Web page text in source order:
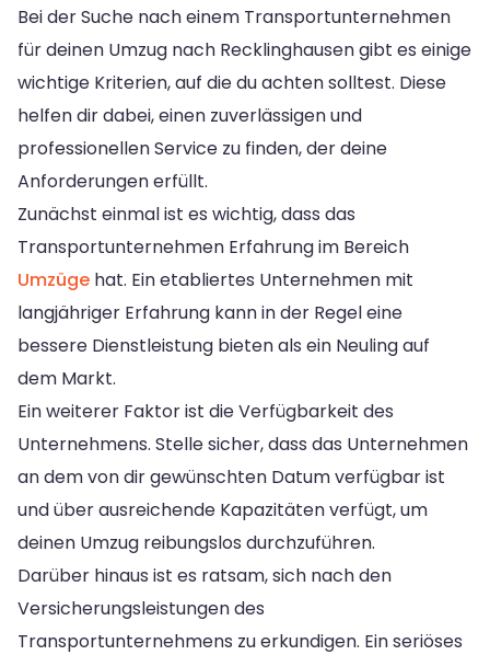
Bei der Suche nach einem Transportunternehmen
für deinen Umzug nach Recklinghausen gibt es einige
wichtige Kriterien, auf die du achten solltest. Diese
helfen dir dabei, einen zuverlässigen und
professionellen Service zu finden, der deine
Anforderungen erfüllt.
Zunächst einmal ist es wichtig, dass das
Transportunternehmen Erfahrung im Bereich
Umzüge hat. Ein etabliertes Unternehmen mit
langjähriger Erfahrung kann in der Regel eine
bessere Dienstleistung bieten als ein Neuling auf
dem Markt.
Ein weiterer Faktor ist die Verfügbarkeit des
Unternehmens. Stelle sicher, dass das Unternehmen
an dem von dir gewünschten Datum verfügbar ist
und über ausreichende Kapazitäten verfügt, um
deinen Umzug reibungslos durchzuführen.
Darüber hinaus ist es ratsam, sich nach den
Versicherungsleistungen des
Transportunternehmens zu erkundigen. Ein seriöses